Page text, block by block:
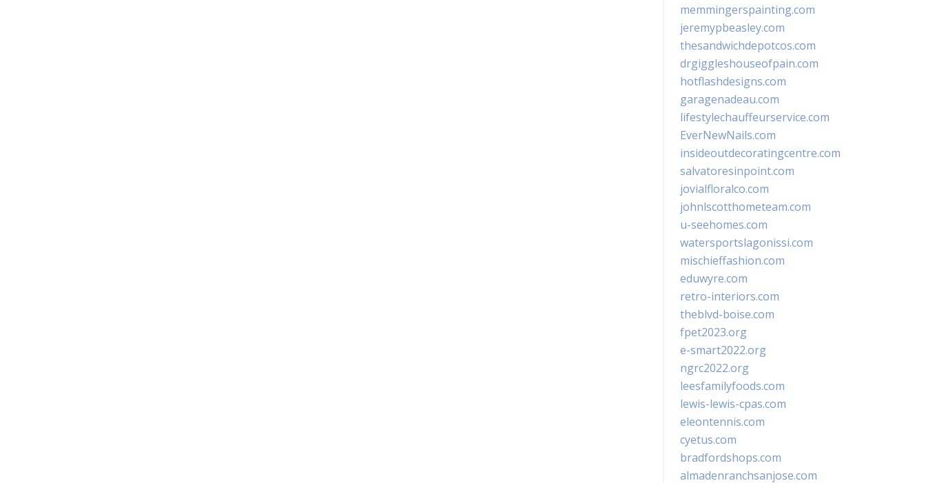
memmingerspainting.com
jeremypbeasley.com
thesandwichdepotcos.com
drgiggleshouseofpain.com
hotflashdesigns.com
garagenadeau.com
lifestylechauffeurservice.com
EverNewNails.com
insideoutdecoratingcentre.com
salvatoresinpoint.com
jovialfloralco.com
johnlscotthometeam.com
u-seehomes.com
watersportslagonissi.com
mischieffashion.com
eduwyre.com
retro-interiors.com
theblvd-boise.com
fpet2023.org
e-smart2022.org
ngrc2022.org
leesfamilyfoods.com
lewis-lewis-cpas.com
eleontennis.com
cyetus.com
bradfordshops.com
almadenranchsanjose.com